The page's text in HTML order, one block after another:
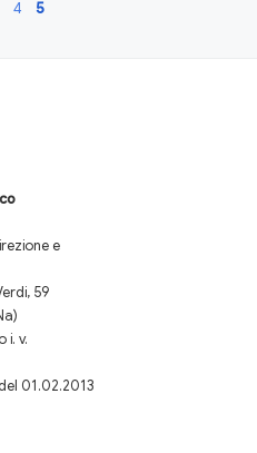
4 5
e
59
i. v.
01.02.2013